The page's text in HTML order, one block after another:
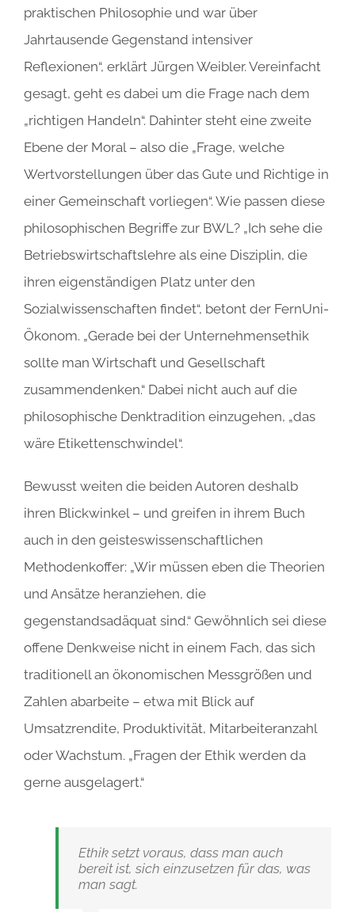
praktischen Philosophie und war über
Jahrtausende Gegenstand intensiver
Reflexionen“, erklärt Jürgen Weibler. Vereinfacht
gesagt, geht es dabei um die Frage nach dem
„richtigen Handeln“. Dahinter steht eine zweite
Ebene der Moral – also die „Frage, welche
Wertvorstellungen über das Gute und Richtige in
einer Gemeinschaft vorliegen“. Wie passen diese
philosophischen Begriffe zur BWL? „Ich sehe die
Betriebswirtschaftslehre als eine Disziplin, die
ihren eigenständigen Platz unter den
Sozialwissenschaften findet“, betont der FernUni-
Ökonom. „Gerade bei der Unternehmensethik
sollte man Wirtschaft und Gesellschaft
zusammendenken.“ Dabei nicht auch auf die
philosophische Denktradition einzugehen, „das
wäre Etikettenschwindel“.
Bewusst weiten die beiden Autoren deshalb
ihren Blickwinkel – und greifen in ihrem Buch
auch in den geisteswissenschaftlichen
Methodenkoffer: „Wir müssen eben die Theorien
und Ansätze heranziehen, die
gegenstandsadäquat sind.“ Gewöhnlich sei diese
offene Denkweise nicht in einem Fach, das sich
traditionell an ökonomischen Messgrößen und
Zahlen abarbeite – etwa mit Blick auf
Umsatzrendite, Produktivität, Mitarbeiteranzahl
oder Wachstum. „Fragen der Ethik werden da
gerne ausgelagert.“
Ethik setzt voraus, dass man auch
bereit ist, sich einzusetzen für das, was
man sagt.